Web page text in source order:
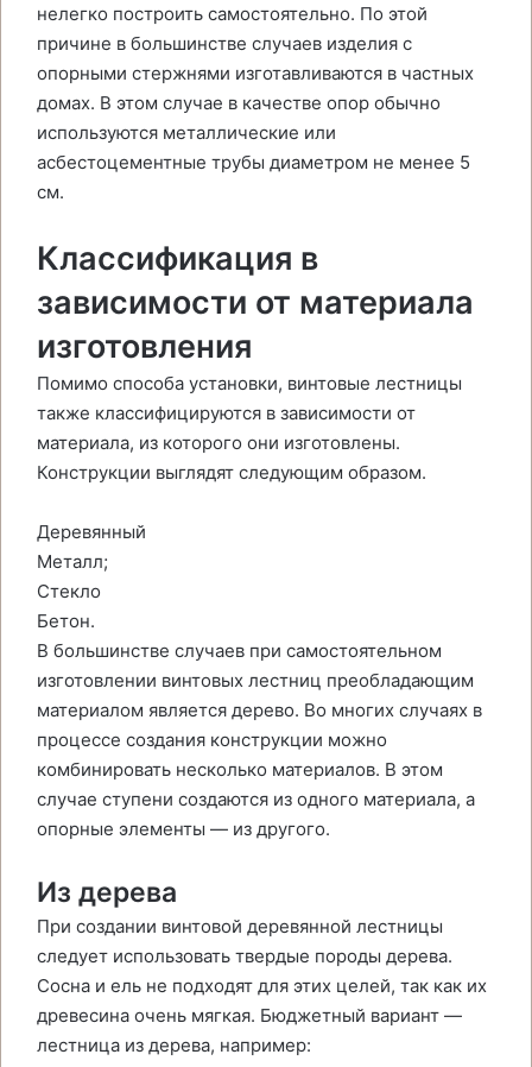
нелегко построить самостоятельно. По этой
причине в большинстве случаев изделия с
опорными стержнями изготавливаются в частных
домах. В этом случае в качестве опор обычно
используются металлические или
асбестоцементные трубы диаметром не менее 5
см.
Классификация в
зависимости от материала
изготовления
Помимо способа установки, винтовые лестницы
также классифицируются в зависимости от
материала, из которого они изготовлены.
Конструкции выглядят следующим образом.
Деревянный
Металл;
Стекло
Бетон.
В большинстве случаев при самостоятельном
изготовлении винтовых лестниц преобладающим
материалом является дерево. Во многих случаях в
процессе создания конструкции можно
комбинировать несколько материалов. В этом
случае ступени создаются из одного материала, а
опорные элементы — из другого.
Из дерева
При создании винтовой деревянной лестницы
следует использовать твердые породы дерева.
Сосна и ель не подходят для этих целей, так как их
древесина очень мягкая. Бюджетный вариант —
лестница из дерева, например: